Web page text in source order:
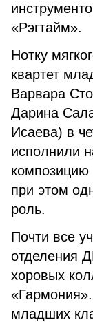
«Рэгтайм».
Нотку
квартет
Варвара
Дарина
Исаева) в
исполнили
композицию
при этом
роль.
Почти все
отделения
хоровых
младших